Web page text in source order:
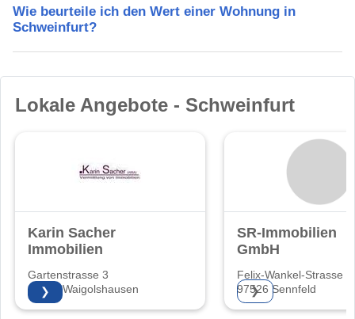
Wie beurteile ich den Wert einer Wohnung in
Schweinfurt?
Lokale Angebote - Schweinfurt
Karin Sacher
Immobilien
Gartenstrasse 3
97534 Waigolshausen
❯
SR-Immobilien
GmbH
Felix-Wankel-Strasse 5
97526 Sennfeld
❯